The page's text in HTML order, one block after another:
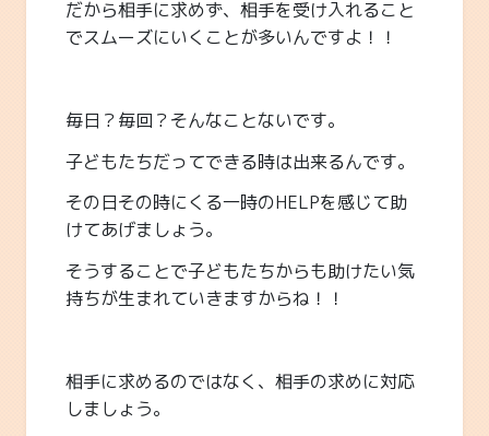
だから相手に求めず、相手を受け入れること
でスムーズにいくことが多いんですよ！！
毎日？毎回？そんなことないです。
子どもたちだってできる時は出来るんです。
その日その時にくる一時のHELPを感じて助
けてあげましょう。
そうすることで子どもたちからも助けたい気
持ちが生まれていきますからね！！
相手に求めるのではなく、相手の求めに対応
しましょう。